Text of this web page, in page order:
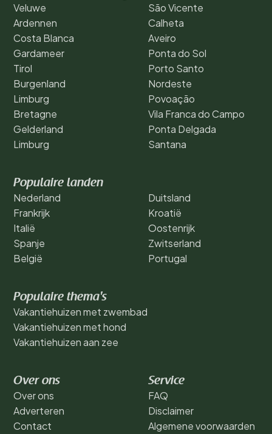
Veluwe
Ardennen
Costa Blanca
Gardameer
Tirol
Burgenland
Limburg
Bretagne
Gelderland
Limburg
São Vicente
Calheta
Aveiro
Ponta do Sol
Porto Santo
Nordeste
Povoação
Vila Franca do Campo
Ponta Delgada
Santana
Populaire landen
Nederland
Frankrijk
Italië
Spanje
België
Duitsland
Kroatië
Oostenrijk
Zwitserland
Portugal
Populaire thema's
Vakantiehuizen met zwembad
Vakantiehuizen met hond
Vakantiehuizen aan zee
Over ons
Over ons
Adverteren
Contact
Service
FAQ
Disclaimer
Algemene voorwaarden